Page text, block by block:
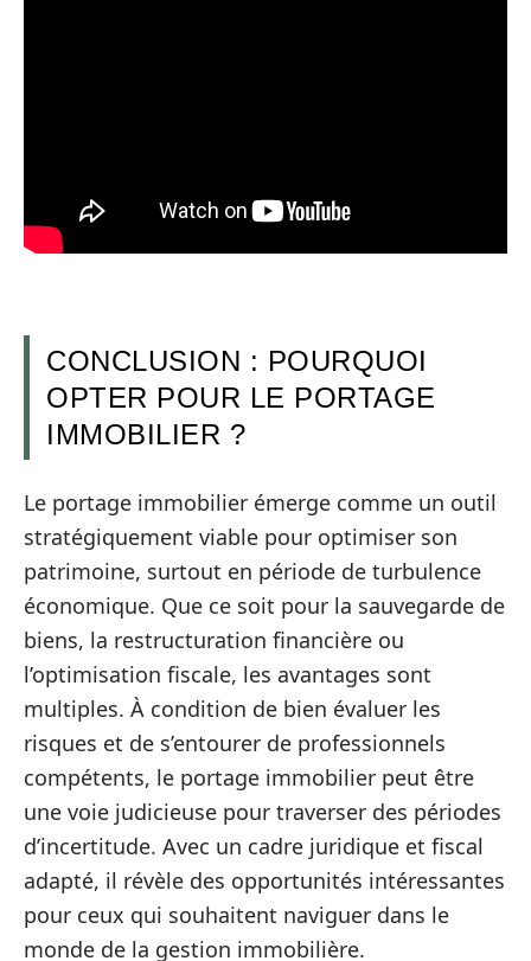
CONCLUSION : POURQUOI
OPTER POUR LE PORTAGE
IMMOBILIER ?
Le portage immobilier émerge comme un outil
stratégiquement viable pour optimiser son
patrimoine, surtout en période de turbulence
économique. Que ce soit pour la sauvegarde de
biens, la restructuration financière ou
l’optimisation fiscale, les avantages sont
multiples. À condition de bien évaluer les
risques et de s’entourer de professionnels
compétents, le portage immobilier peut être
une voie judicieuse pour traverser des périodes
d’incertitude. Avec un cadre juridique et fiscal
adapté, il révèle des opportunités intéressantes
pour ceux qui souhaitent naviguer dans le
monde de la gestion immobilière.